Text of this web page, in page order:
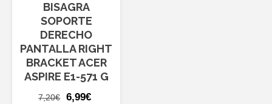
BISAGRA
SOPORTE
DERECHO
PANTALLA RIGHT
BRACKET ACER
ASPIRE E1-571 G
7,20€
El
6,99€